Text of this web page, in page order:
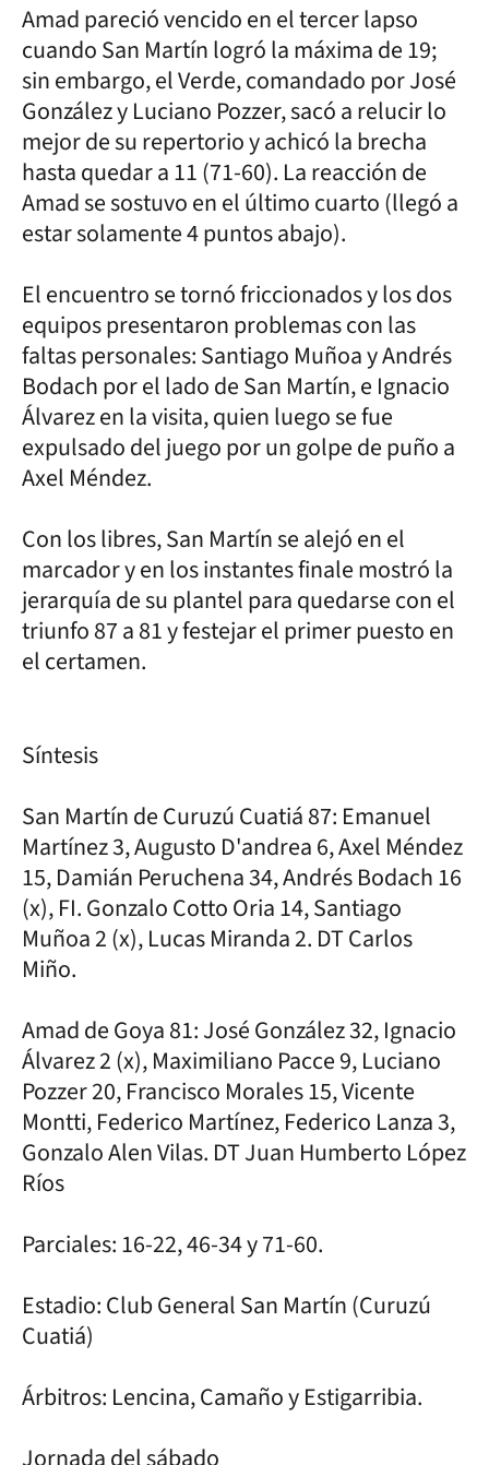
Amad pareció vencido en el tercer lapso
cuando San Martín logró la máxima de 19;
sin embargo, el Verde, comandado por José
González y Luciano Pozzer, sacó a relucir lo
mejor de su repertorio y achicó la brecha
hasta quedar a 11 (71-60). La reacción de
Amad se sostuvo en el último cuarto (llegó a
estar solamente 4 puntos abajo).
El encuentro se tornó friccionados y los dos
equipos presentaron problemas con las
faltas personales: Santiago Muñoa y Andrés
Bodach por el lado de San Martín, e Ignacio
Álvarez en la visita, quien luego se fue
expulsado del juego por un golpe de puño a
Axel Méndez.
Con los libres, San Martín se alejó en el
marcador y en los instantes finale mostró la
jerarquía de su plantel para quedarse con el
triunfo 87 a 81 y festejar el primer puesto en
el certamen.
Síntesis
San Martín de Curuzú Cuatiá 87: Emanuel
Martínez 3, Augusto D'andrea 6, Axel Méndez
15, Damián Peruchena 34, Andrés Bodach 16
(x), FI. Gonzalo Cotto Oria 14, Santiago
Muñoa 2 (x), Lucas Miranda 2. DT Carlos
Miño.
Amad de Goya 81: José González 32, Ignacio
Álvarez 2 (x), Maximiliano Pacce 9, Luciano
Pozzer 20, Francisco Morales 15, Vicente
Montti, Federico Martínez, Federico Lanza 3,
Gonzalo Alen Vilas. DT Juan Humberto López
Ríos
Parciales: 16-22, 46-34 y 71-60.
Estadio: Club General San Martín (Curuzú
Cuatiá)
Árbitros: Lencina, Camaño y Estigarribia.